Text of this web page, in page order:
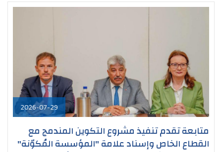
2026-07-29
متابعة تقدم تنفيذ مشروع التكوين المندمج مع
القطاع الخاص وإسناد علامة "المؤسسة المُكوّنة"